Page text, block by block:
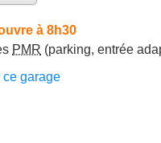
à 8h30
PMR (parking, entrée
ce garage